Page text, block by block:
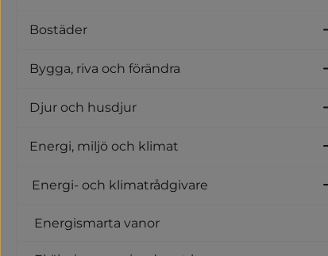
Bostäder
Bygga, riva och förändra
Djur och husdjur
Energi, miljö och klimat
Energi- och klimatrådgivare
Energismarta vanor